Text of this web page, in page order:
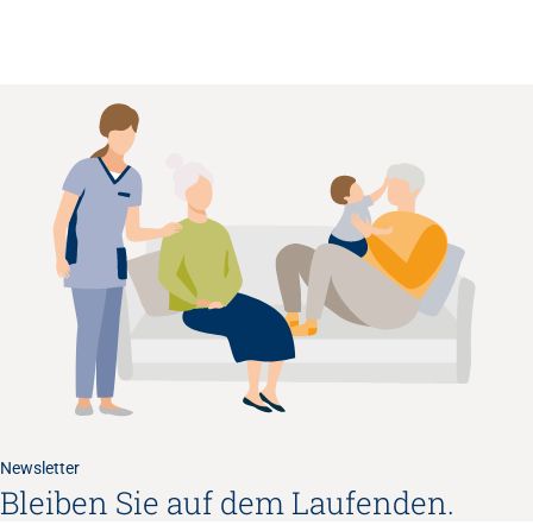
Newsletter
Bleiben Sie auf dem Laufenden.